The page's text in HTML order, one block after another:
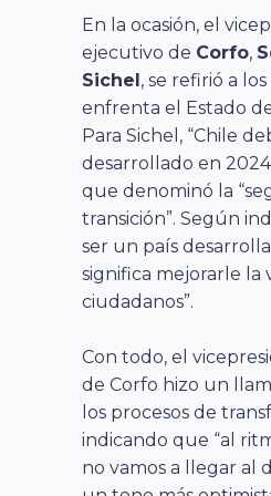
En la ocasión, el
ejecutivo de Corfo,
Sichel, se refirió a
enfrenta el Estado
Para Sichel, “Chile
desarrollado en
que denominó la
transición”. Según
ser un país
significa mejorarle la
ciudadanos”.
Con todo, el
de Corfo hizo un
los procesos de
indicando que “al
no vamos a llegar al